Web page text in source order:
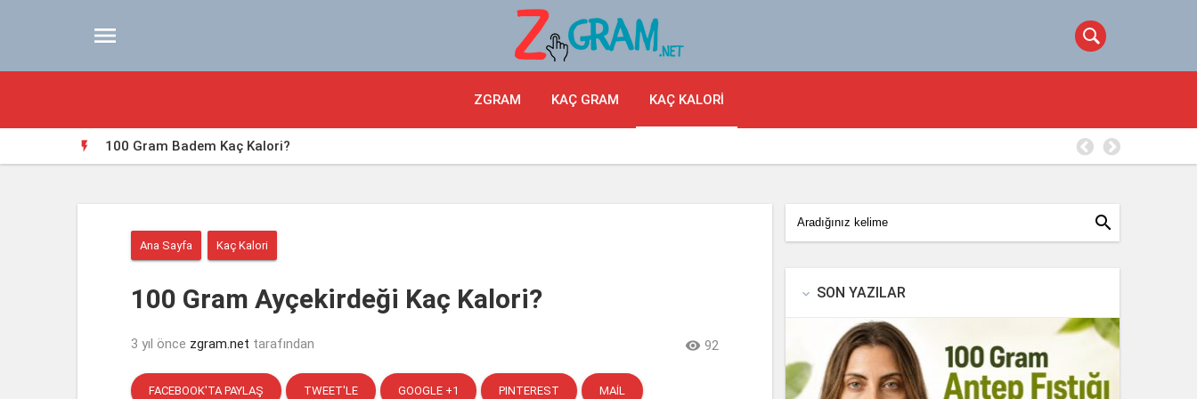

ZGRAM KAÇ GRAM KAÇ KALORI
 100 Gram Badem Kaç Kalori?
Ana Sayfa Kaç Kalori
100 Gram Ayçekirdeği Kaç Kalori?
3 yıl önce zgram.net tarafından  92
FACEBOOK'TA PAYLAŞ TWEET'LE GOOGLE +1 PINTEREST MAIL
search
 SON YAZILAR